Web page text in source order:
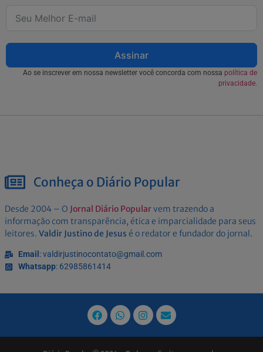
Assinar
Ao se inscrever em nossa newsletter você concorda com nossa política de
privacidade.
Conheça o Diário Popular
Desde 2004 – O Jornal Diário Popularvem trazendo a
informação com transparência, ética e imparcialidade para seus
leitores. Valdir Justino de Jesus é o redator e fundador do jornal.
Email : valdirjustinocontato@gmail.com
Whatsapp: 62985861414